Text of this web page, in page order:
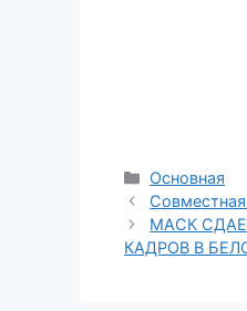
Рубрики
Основная
МАСК
КАДРОВ В